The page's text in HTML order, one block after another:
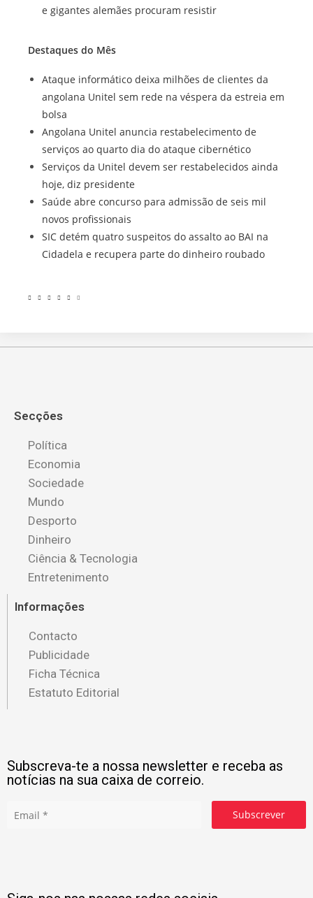
e gigantes alemães procuram resistir
Destaques do Mês
Ataque informático deixa milhões de clientes da
angolana Unitel sem rede na véspera da estreia em
bolsa
Angolana Unitel anuncia restabelecimento de
serviços ao quarto dia do ataque cibernético
Serviços da Unitel devem ser restabelecidos ainda
hoje, diz presidente
Saúde abre concurso para admissão de seis mil
novos profissionais
SIC detém quatro suspeitos do assalto ao BAI na
Cidadela e recupera parte do dinheiro roubado
Secções
Política
Economia
Sociedade
Mundo
Desporto
Dinheiro
Ciência & Tecnologia
Entretenimento
Informações
Contacto
Publicidade
Ficha Técnica
Estatuto Editorial
Subscreva-te a nossa newsletter e receba as
notícias na sua caixa de correio.
Subscrever